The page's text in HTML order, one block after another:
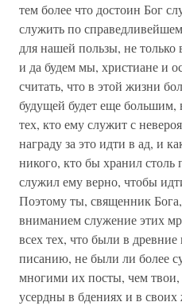
тем более что достоин Бог
служить по
для нашей пользы, не
и да будем мы, христиане и
считать, что в этой жизни
будущей будет еще большим,
тех, кто ему служит с
награду за это идти в ад, и
никого, кто бы хранил столь
служил ему верно, чтобы
Поэтому ты, священник
вниманием служение этих
всех тех, что были в
писанию, не были ли более
многими их посты, чем твои,
усердны в бдениях и в